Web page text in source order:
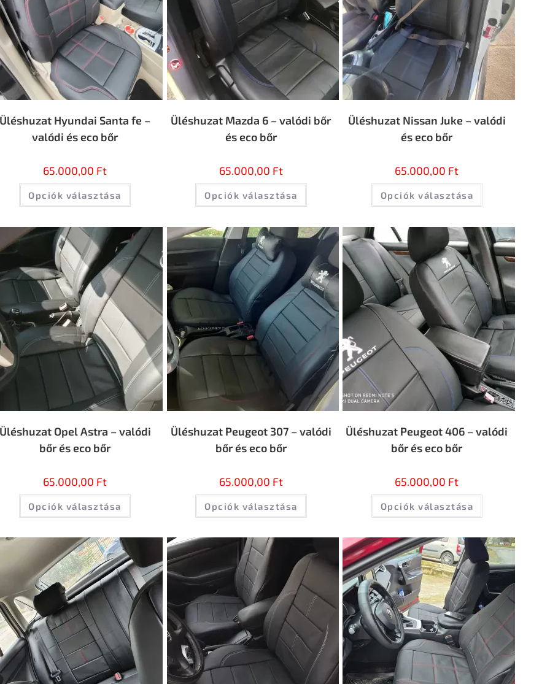
Üléshuzat Hyundai Santa fe –
valódi és eco bőr
65.000,00 Ft
Opciók választása
Üléshuzat Mazda 6 – valódi bőr
és eco bőr
65.000,00 Ft
Opciók választása
Üléshuzat Nissan Juke – valódi
és eco bőr
65.000,00 Ft
Opciók választása
Opel Astra – valódi
bőr és eco bőr
65.000,00 Ft
Opciók választása
Üléshuzat Peugeot 307 – valódi
bőr és eco bőr
65.000,00 Ft
Opciók választása
Üléshuzat Peugeot 406 – valódi
bőr és eco bőr
65.000,00 Ft
Opciók választása